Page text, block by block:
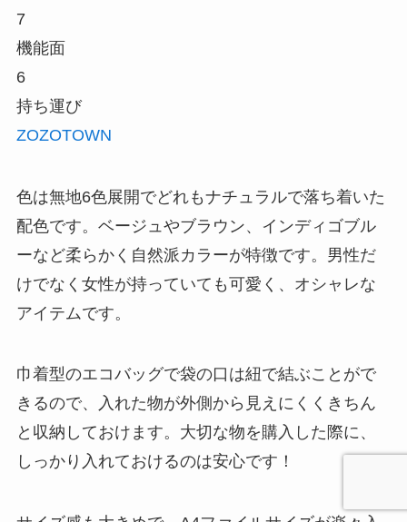
7
機能面
6
持ち運び
ZOZOTOWN
色は無地6色展開でどれもナチュラルで落ち着いた
配色です。ベージュやブラウン、インディゴブル
ーなど柔らかく自然派カラーが特徴です。男性だ
けでなく女性が持っていても可愛く、オシャレな
アイテムです。
巾着型のエコバッグで袋の口は紐で結ぶことがで
きるので、入れた物が外側から見えにくくきちん
と収納しておけます。大切な物を購入した際に、
しっかり入れておけるのは安心です！